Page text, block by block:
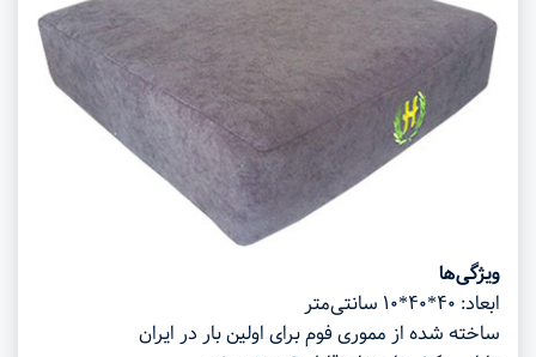
ویژگی‌ها
ابعاد: ۴۰*۴۰*۱۰ سانتی‌‌متر
ساخته شده از مموری فوم برای اولین بار در ایران